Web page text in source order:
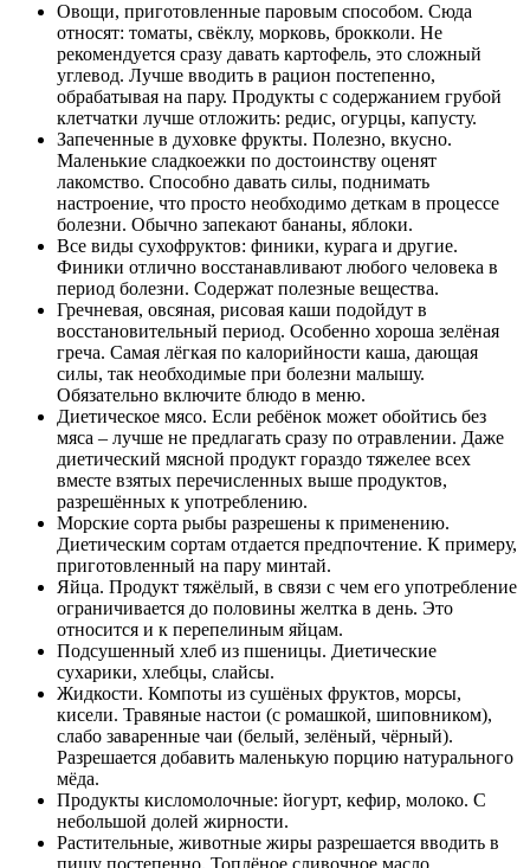
Овощи, приготовленные паровым способом. Сюда
относят: томаты, свёклу, морковь, брокколи. Не
рекомендуется сразу давать картофель, это сложный
углевод. Лучше вводить в рацион постепенно,
обрабатывая на пару. Продукты с содержанием грубой
клетчатки лучше отложить: редис, огурцы, капусту.
Запеченные в духовке фрукты. Полезно, вкусно.
Маленькие сладкоежки по достоинству оценят
лакомство. Способно давать силы, поднимать
настроение, что просто необходимо деткам в процессе
болезни. Обычно запекают бананы, яблоки.
Все виды сухофруктов: финики, курага и другие.
Финики отлично восстанавливают любого человека в
период болезни. Содержат полезные вещества.
Гречневая, овсяная, рисовая каши подойдут в
восстановительный период. Особенно хороша зелёная
греча. Самая лёгкая по калорийности каша, дающая
силы, так необходимые при болезни малышу.
Обязательно включите блюдо в меню.
Диетическое мясо. Если ребёнок может обойтись без
мяса – лучше не предлагать сразу по отравлении. Даже
диетический мясной продукт гораздо тяжелее всех
вместе взятых перечисленных выше продуктов,
разрешённых к употреблению.
Морские сорта рыбы разрешены к применению.
Диетическим сортам отдается предпочтение. К примеру,
приготовленный на пару минтай.
Яйца. Продукт тяжёлый, в связи с чем его употребление
ограничивается до половины желтка в день. Это
относится и к перепелиным яйцам.
Подсушенный хлеб из пшеницы. Диетические
сухарики, хлебцы, слайсы.
Жидкости. Компоты из сушёных фруктов, морсы,
кисели. Травяные настои (с ромашкой, шиповником),
слабо заваренные чаи (белый, зелёный, чёрный).
Разрешается добавить маленькую порцию натурального
мёда.
Продукты кисломолочные: йогурт, кефир, молоко. С
небольшой долей жирности.
Растительные, животные жиры разрешается вводить в
пищу постепенно. Топлёное сливочное масло